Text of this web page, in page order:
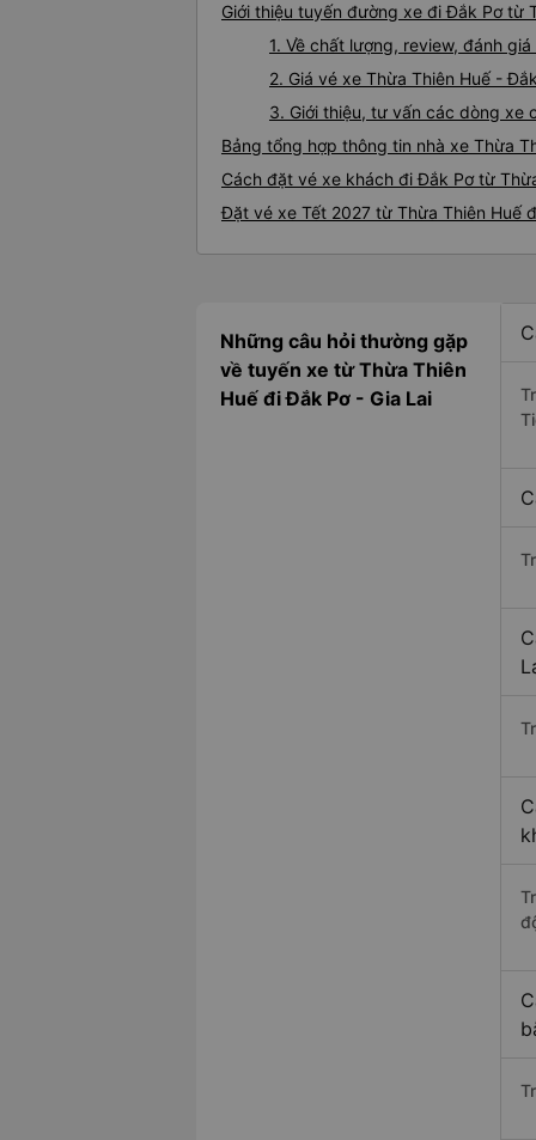
Giới thiệu tuyến đường xe đi Đắk Pơ từ
1. Về chất lượng, review, đánh
2. Giá vé xe Thừa Thiên Huế -
3. Giới thiệu, tư vấn các dòng xe
Bảng tổng hợp thông tin nhà xe Thừa
Cách đặt vé xe khách đi Đắk Pơ từ
Đặt vé xe Tết 2027 từ Thừa Thiên Huế
Những câu hỏi thường gặp
về tuyến xe từ Thừa Thiên
Huế đi Đắk Pơ - Gia Lai